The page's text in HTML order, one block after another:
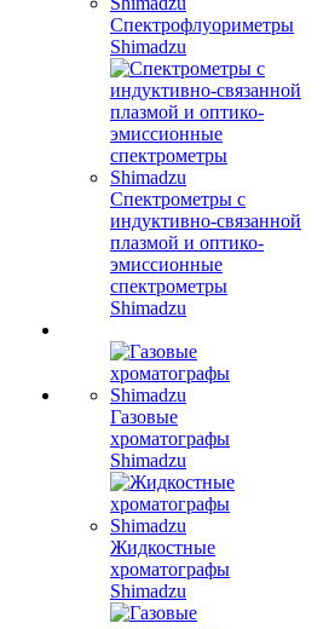
Спектрофлуориметры
Shimadzu
Спектрометры с
индуктивно-связанной
плазмой и оптико-
эмиссионные
спектрометры
Shimadzu
Газовые
хроматографы
Shimadzu
Жидкостные
хроматографы
Shimadzu